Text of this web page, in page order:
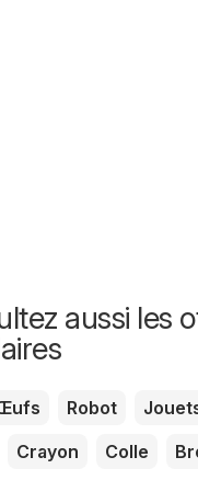
aussi les
Robot
Crayon Colle